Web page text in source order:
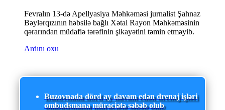
Fevralın 13-də Apellyasiya Məhkəməsi jurnalist Şahnaz
Bəylərqızının həbsilə bağlı Xətai Rayon Məhkəməsinin
qərarından müdafiə tərəfinin şikayətini təmin etməyib.
Ardını oxu
Buzovnada dörd ay davam edən drenaj işləri
ombudsmana müraciətə səbəb olub